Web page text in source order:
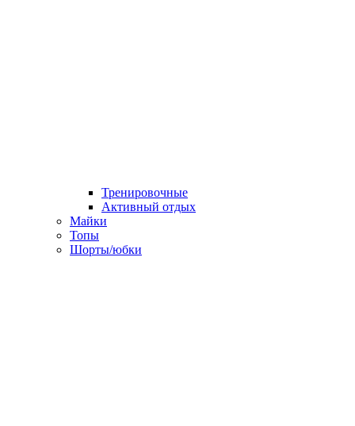
Тренировочные
Активный отдых
Майки
Топы
Шорты/юбки